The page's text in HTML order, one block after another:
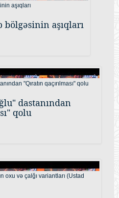
bölgəsinin aşıqları
dastanından
qolu